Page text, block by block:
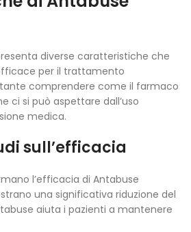
diverse caratteristiche che
per il trattamento
comprendere come il farmaco
ci si può aspettare dall’uso
medica.
sull’efficacia
l’efficacia di Antabuse
una significativa riduzione del
aiuta i pazienti a mantenere